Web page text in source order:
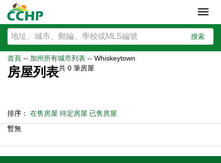
搜索
首頁 -- 加州所有城市列表 -- Whiskeytown
房屋列表共 0 筆房屋
排序： 在售房屋 待定房屋 已售房屋
暫無